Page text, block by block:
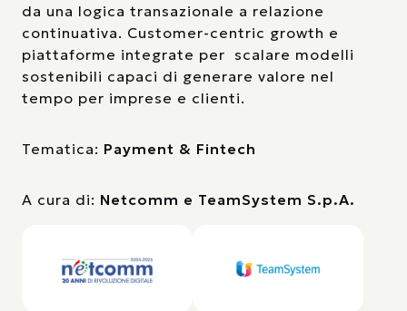
da una logica transazionale a relazione
continuativa. Customer-centric growth e
piattaforme integrate per scalare modelli
sostenibili capaci di generare valore nel
tempo per imprese e clienti.
Tematica: Payment & Fintech
A cura di: Netcomm e TeamSystem S.p.A.